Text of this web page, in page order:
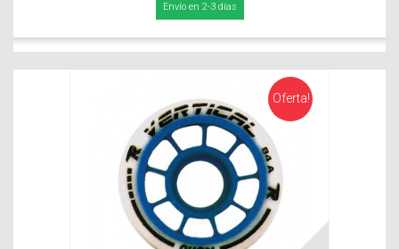
Envío en 2-3 días
Oferta!